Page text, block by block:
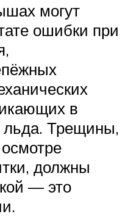
могут
ошибки при
в
льда. Трещины,
должны
— это